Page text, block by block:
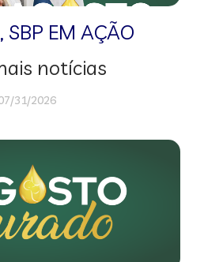
, SBP EM AÇÃO
notícias
31/2026